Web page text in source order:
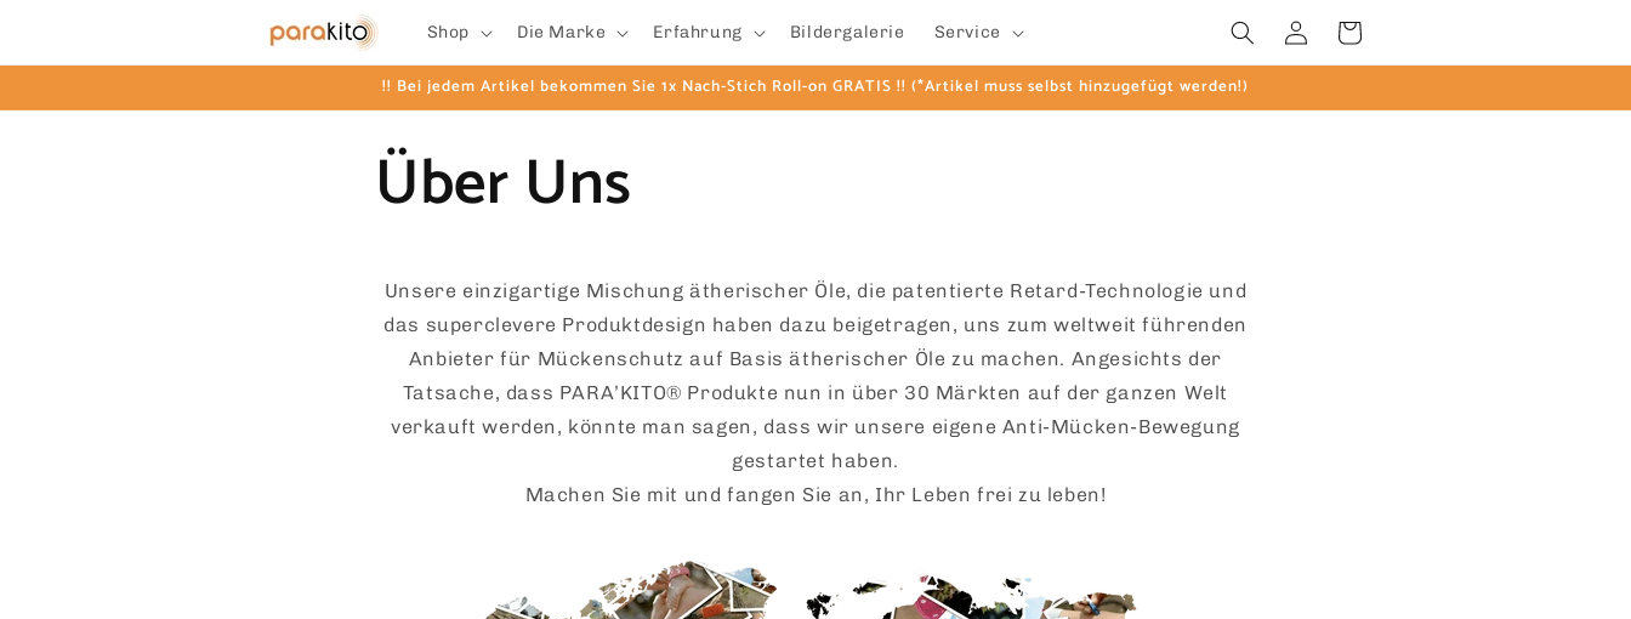
Shop Die Marke Erfahrung Bildergalerie Service EinloggenWarenkorb
!! Bei jedem Artikel bekommen Sie 1x Nach-Stich Roll-on GRATIS !! (*Artikel muss selbst hinzugefügt werden!)
Über Uns
Unsere einzigartige Mischung ätherischer Öle, die patentierte Retard-Technologie und
das superclevere Produktdesign haben dazu beigetragen, uns zum weltweit führenden
Anbieter für Mückenschutz auf Basis ätherischer Öle zu machen. Angesichts der
Tatsache, dass PARA’KITO® Produkte nun in über 30 Märkten auf der ganzen Welt
verkauft werden, könnte man sagen, dass wir unsere eigene Anti-Mücken-Bewegung
gestartet haben.
Machen Sie mit und fangen Sie an, Ihr Leben frei zu leben!